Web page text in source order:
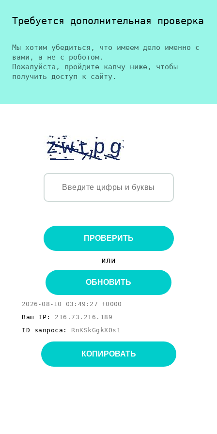
Требуется дополнительная проверка
Мы хотим убедиться, что имеем дело именно с
вами, а не с роботом.
Пожалуйста, пройдите капчу ниже, чтобы
получить доступ к сайту.
ПРОВЕРИТЬ
или
ОБНОВИТЬ
2026-08-10 03:49:27 +0000
Ваш IP: 216.73.216.189
ID запроса: RnKSkGgkXOs1
КОПИРОВАТЬ